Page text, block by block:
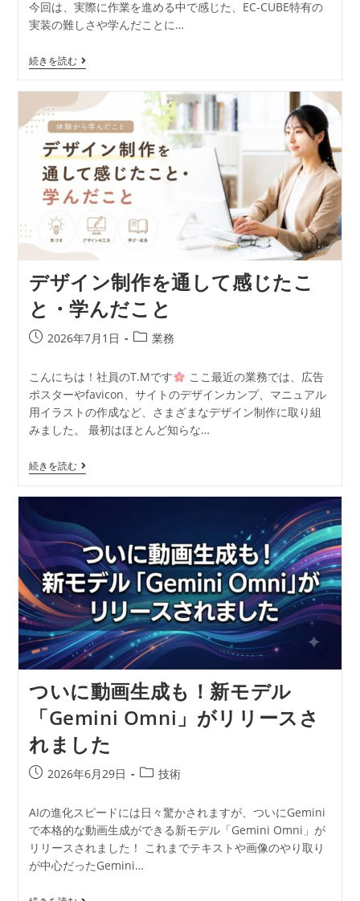
今回は、実際に作業を進める中で感じた、EC-CUBE特有の
実装の難しさや学んだことに…
続きを読む
デザイン制作を通して感じたこ
と・学んだこと
2026年7月1日 業務
こんにちは！社員のT.Mです
ここ最近の業務では、広告
ポスターやfavicon、サイトのデザインカンプ、マニュアル
用イラストの作成など、さまざまなデザイン制作に取り組
みました。 最初はほとんど知らな…
続きを読む
ついに動画生成も！新モデル
「Gemini Omni」がリリースさ
れました
2026年6月29日 技術
AIの進化スピードには日々驚かされますが、ついにGemini
で本格的な動画生成ができる新モデル「Gemini Omni」が
リリースされました！ これまでテキストや画像のやり取り
が中心だったGemini…